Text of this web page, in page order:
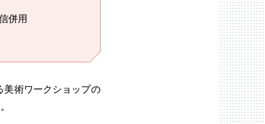
併用
美術ワークショップの